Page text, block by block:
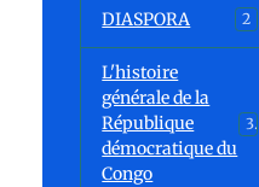
DIASPORA 2
L'histoire
générale de la
République
démocratique du
Congo
30